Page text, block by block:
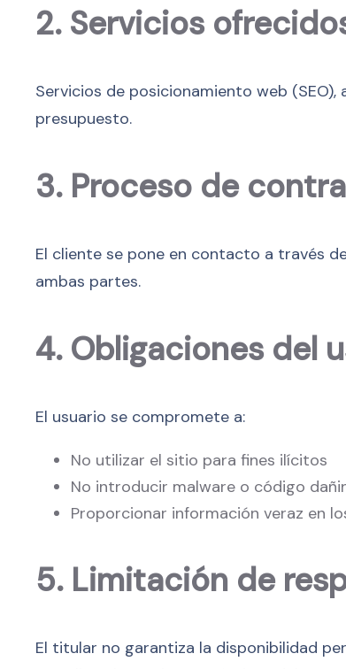
2. Servicios
Servicios de posicionamiento web
presupuesto.
3. Proceso de
El cliente se pone en contacto a través
ambas partes.
4. Obligaciones del
El usuario se compromete a:
No utilizar el sitio para fines ilícitos
No introducir malware o código
Proporcionar información veraz en
5. Limitación de
El titular no garantiza la disponibilidad